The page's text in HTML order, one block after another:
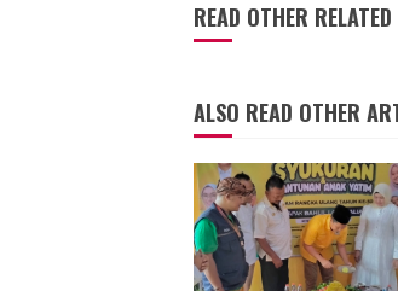
READ OTHER
ALSO READ OTHER